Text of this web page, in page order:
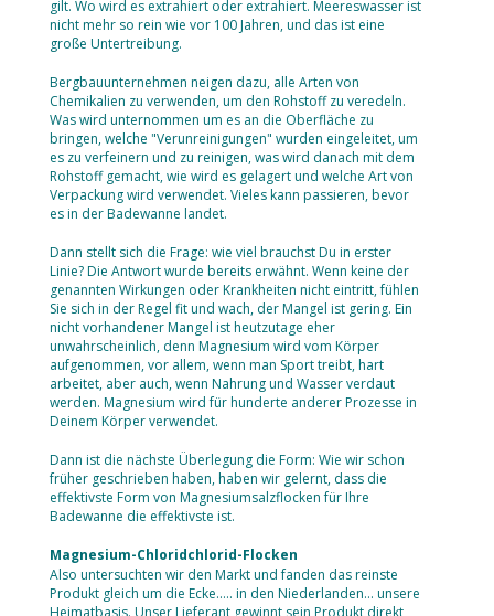
gilt. Wo wird es extrahiert oder extrahiert. Meereswasser ist
nicht mehr so rein wie vor 100 Jahren, und das ist eine
große Untertreibung.
Bergbauunternehmen neigen dazu, alle Arten von
Chemikalien zu verwenden, um den Rohstoff zu veredeln.
Was wird unternommen um es an die Oberfläche zu
bringen, welche "Verunreinigungen" wurden eingeleitet, um
es zu verfeinern und zu reinigen, was wird danach mit dem
Rohstoff gemacht, wie wird es gelagert und welche Art von
Verpackung wird verwendet. Vieles kann passieren, bevor
es in der Badewanne landet.
Dann stellt sich die Frage: wie viel brauchst Du in erster
Linie? Die Antwort wurde bereits erwähnt. Wenn keine der
genannten Wirkungen oder Krankheiten nicht eintritt, fühlen
Sie sich in der Regel fit und wach, der Mangel ist gering. Ein
nicht vorhandener Mangel ist heutzutage eher
unwahrscheinlich, denn Magnesium wird vom Körper
aufgenommen, vor allem, wenn man Sport treibt, hart
arbeitet, aber auch, wenn Nahrung und Wasser verdaut
werden. Magnesium wird für hunderte anderer Prozesse in
Deinem Körper verwendet.
Dann ist die nächste Überlegung die Form: Wie wir schon
früher geschrieben haben, haben wir gelernt, dass die
effektivste Form von Magnesiumsalzflocken für Ihre
Badewanne die effektivste ist.
Magnesium-Chloridchlorid-Flocken
Also untersuchten wir den Markt und fanden das reinste
Produkt gleich um die Ecke..... in den Niederlanden... unsere
Heimatbasis. Unser Lieferant gewinnt sein Produkt direkt